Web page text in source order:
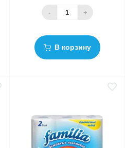
- +
В корзину